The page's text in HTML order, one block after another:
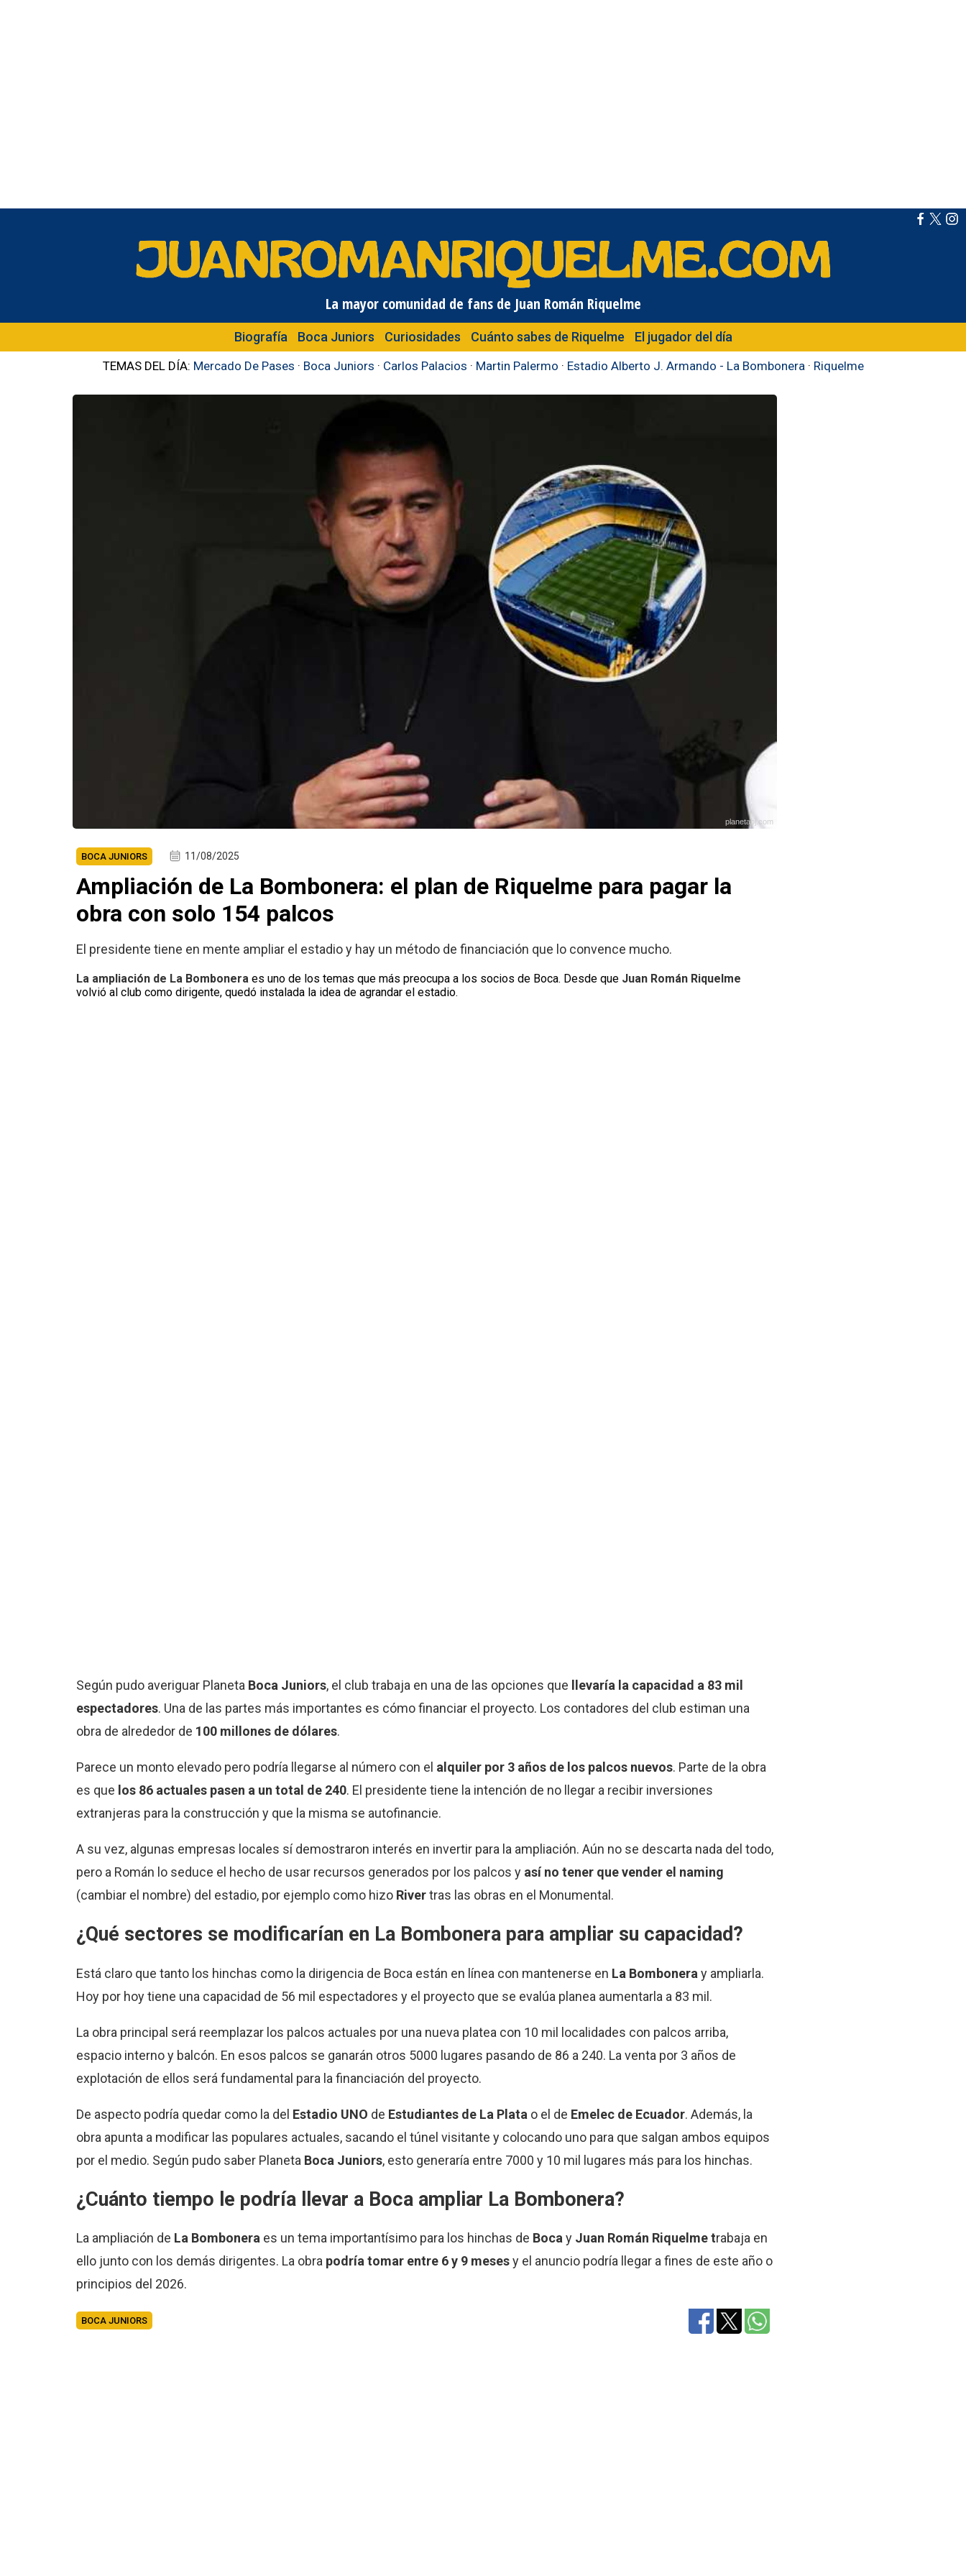
La mayor comunidad de fans de Juan Román Riquelme
Biografía Boca Juniors Curiosidades Cuánto sabes de Riquelme El jugador del día
TEMAS DEL DÍA: Mercado De Pases · Boca Juniors · Carlos Palacios · Martin Palermo · Estadio Alberto J. Armando - La Bombonera · Riquelme
planetabj.com
BOCA JUNIORS 11/08/2025
Ampliación de La Bombonera: el plan de Riquelme para pagar la
obra con solo 154 palcos
El presidente tiene en mente ampliar el estadio y hay un método de financiación que lo convence mucho.
La ampliación de La Bombonera es uno de los temas que más preocupa a los socios de Boca. Desde que Juan Román Riquelme
volvió al club como dirigente, quedó instalada la idea de agrandar el estadio.
Según pudo averiguar Planeta Boca Juniors, el club trabaja en una de las opciones que llevaría la capacidad a 83 mil
espectadores. Una de las partes más importantes es cómo financiar el proyecto. Los contadores del club estiman una
obra de alrededor de 100 millones de dólares.
Parece un monto elevado pero podría llegarse al número con el alquiler por 3 años de los palcos nuevos. Parte de la obra
es que los 86 actuales pasen a un total de 240. El presidente tiene la intención de no llegar a recibir inversiones
extranjeras para la construcción y que la misma se autofinancie.
A su vez, algunas empresas locales sí demostraron interés en invertir para la ampliación. Aún no se descarta nada del todo,
pero a Román lo seduce el hecho de usar recursos generados por los palcos y así no tener que vender el naming
(cambiar el nombre) del estadio, por ejemplo como hizo Rivertras las obras en el Monumental.
¿Qué sectores se modificarían en La Bombonera para ampliar su capacidad?
Está claro que tanto los hinchas como la dirigencia de Boca están en línea con mantenerse en La Bombonera y ampliarla.
Hoy por hoy tiene una capacidad de 56 mil espectadores y el proyecto que se evalúa planea aumentarla a 83 mil.
La obra principal será reemplazar los palcos actuales por una nueva platea con 10 mil localidades con palcos arriba,
espacio interno y balcón. En esos palcos se ganarán otros 5000 lugares pasando de 86 a 240. La venta por 3 años de
explotación de ellos será fundamental para la financiación del proyecto.
De aspecto podría quedar como la del Estadio UNO de Estudiantes de La Plata o el de Emelec de Ecuador. Además, la
obra apunta a modificar las populares actuales, sacando el túnel visitante y colocando uno para que salgan ambos equipos
por el medio. Según pudo saber Planeta Boca Juniors, esto generaría entre 7000 y 10 mil lugares más para los hinchas.
¿Cuánto tiempo le podría llevar a Boca ampliar La Bombonera?
La ampliación de La Bombonera es un tema importantísimo para los hinchas de BocayJuan Román Riquelme trabaja en
ello junto con los demás dirigentes. La obra podría tomar entre 6 y 9 mesesy el anuncio podría llegar a fines de este año o
principios del 2026.
BOCA JUNIORS